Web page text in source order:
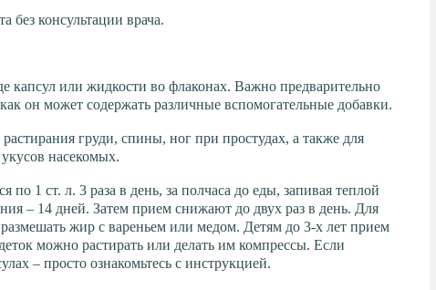
без консультации врача.
капсул или жидкости во флаконах. Важно предварительно
он может содержать различные вспомогательные добавки.
груди, спины, ног при простудах, а также для
насекомых.
по 1 ст. л. 3 раза в день, за полчаса до еды, запивая теплой
– 14 дней. Затем прием снижают до двух раз в день. Для
жир с вареньем или медом. Детям до 3-х лет прием
можно растирать или делать им компрессы. Если
– просто ознакомьтесь с инструкцией.